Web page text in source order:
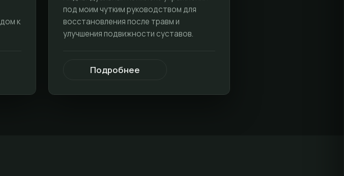
к
под моим чутким руководством для
восстановления после травм и
улучшения подвижности суставов.
Подробнее